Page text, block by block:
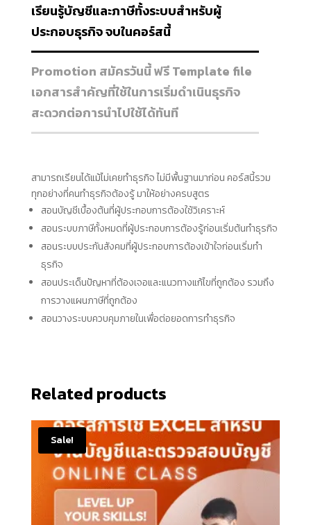
การ
quantity
เรียนรู้บัญชีและภาษีทั้งระบบสำหรับผู้
ประกอบธุรกิจ จบในคอร์สนี้
Promotion สมัครวันนี้ ฟรี Template file
เอกสารสำคัญที่ใช้ในการเริ่มดำเนินธุรกิจ
สะดวกต่อการนำไปใช้ได้ทันที
สามารถเรียนได้แม้ไม่เคยทำธุรกิจ ไม่มีพื้นฐานมาก่อน คอร์สนี้รวม
ทุกอย่างที่คนทำธุรกิจต้องรู้ มาให้อย่างครบสูตร
สอนบัญชีเบื้องต้นที่ผู้ประกอบการต้องใช้วิเคราะห์
สอนระบบภาษีทั้งหมดที่ผู้ประกอบการต้องรู้ก่อนเริ่มต้นทำธุรกิจ
สอนระบบประกันสังคมที่ผู้ประกอบการต้องเข้าใจก่อนเริ่มทำ
ธุรกิจ
สอนประเด็นปัญหาที่ต้องเจอและแนวทางแก้ไขที่ถูกต้อง รวมถึง
การวางแผนภาษีที่ถูกต้อง
สอนวางระบบควบคุมภายในเพื่อต่อยอดการทำธุรกิจ
Related products
Sale!